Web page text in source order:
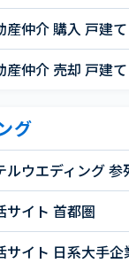
産仲介 購入 戸建て
産仲介 売却 戸建て
グ
ルウエディング 参
サイト 首都圏
サイト 日系大手